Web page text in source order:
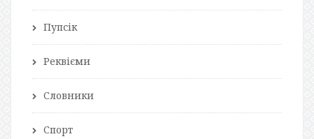
Пупсік
Реквієми
Словники
Спорт